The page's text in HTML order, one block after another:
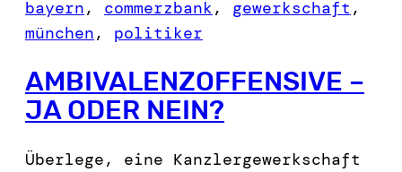
bayern, commerzbank, gewerkschaft
münchen, politiker
AMBIVALENZOFFENSIVE –
JA ODER NEIN?
Überlege, eine Kanzlergewerkschaft